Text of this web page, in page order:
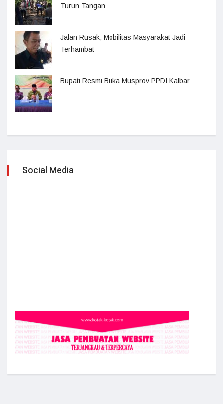
Turun Tangan
Jalan Rusak, Mobilitas Masyarakat Jadi
Terhambat
Bupati Resmi Buka Musprov PPDI Kalbar
Social Media